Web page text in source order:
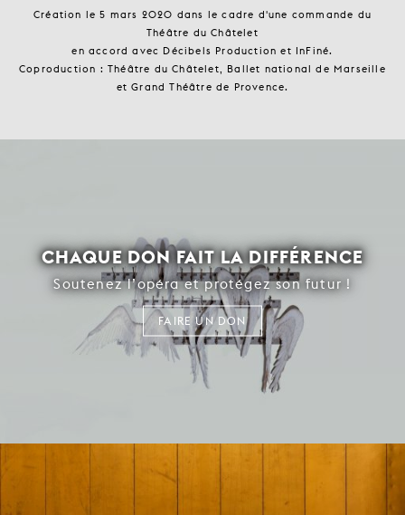
Création le 5 mars 2020 dans le cadre d'une commande du
Théâtre du Châtelet
en accord avec Décibels Production et InFiné.
Coproduction : Théâtre du Châtelet, Ballet national de Marseille
et Grand Théâtre de Provence.
CHAQUE DON FAIT LA DIFFÉRENCE
Soutenez l’opéra et protégez son futur !
FAIRE UN DON